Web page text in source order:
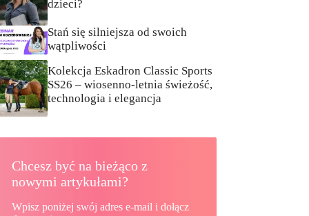
dzieci?
Stań się silniejsza od swoich
wątpliwości
Kolekcja Eskadron Classic Sports
SS26 – wiosenno-letnia świeżość,
technologia i elegancja
Chcesz być na bieżąco z
nowymi artykułami?
Wpisz poniżej swój adres e-mail i dołącz